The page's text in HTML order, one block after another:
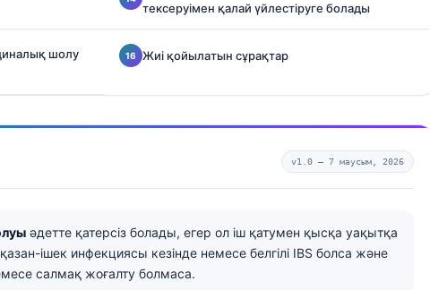
тексеруімен қалай үйлестіруге болады
шолу
Жиі қойылатын сұрақтар
v1.0 — 7 маусым, 2026
әдетте қатерсіз болады, егер ол іш қатумен қысқа уақытқа
ішек инфекциясы кезінде немесе белгілі IBS болса және
салмақ жоғалту болмаса.